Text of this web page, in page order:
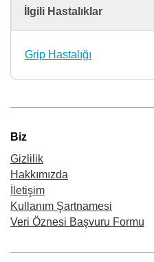
İlgili Hastalıklar
Grip Hastalığı
Biz
Gizlilik
Hakkımızda
İletişim
Kullanım Şartnamesi
Veri Öznesi Başvuru Formu